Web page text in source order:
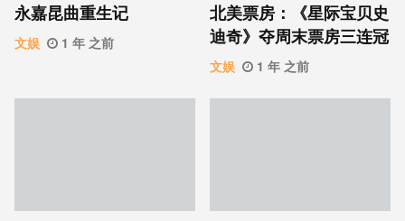
永嘉昆曲重生记
文娱 1 年 之前
北美票房：《星际宝贝史
迪奇》夺周末票房三连冠
文娱 1 年 之前